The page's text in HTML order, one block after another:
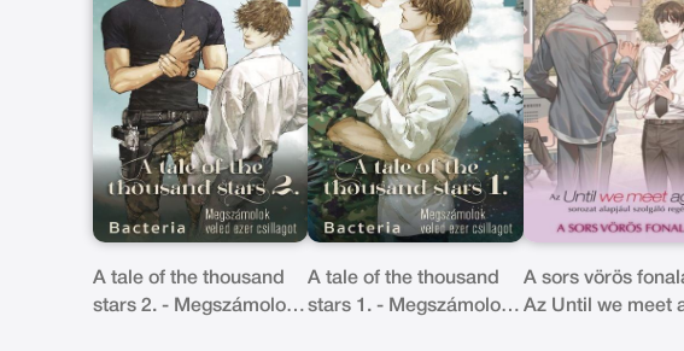
A tale of the thousand
stars 2. - Megszámolok
A tale of the thousand
stars 1. - Megszámolok
A sors vörös
Az Until we meet